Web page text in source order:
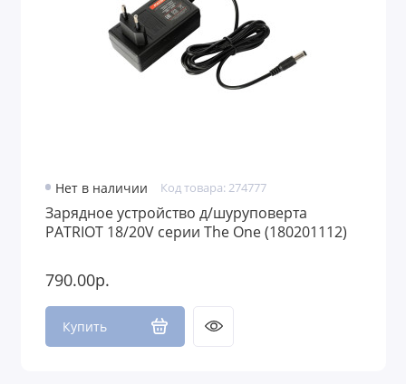
Нет в наличии Код товара: 274777
Зарядное устройство д/шуруповерта
PATRIOT 18/20V серии The One (180201112)
790.00р.
Купить